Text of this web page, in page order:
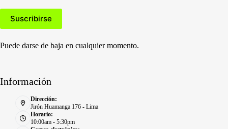
Puede darse de baja en cualquier momento.
Información
Dirección:
Jirón Huamanga 176 - Lima
Horario:
10:00am - 5:30pm